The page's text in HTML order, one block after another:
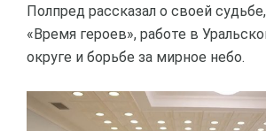
Полпред рассказал о своей
«Время героев», работе в
округе и борьбе за мирное небо.